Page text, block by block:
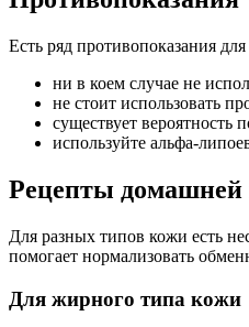
Есть ряд противопоказания
ни в коем случае не
не стоит использовать
существует вероятность
используйте альфа-
Рецепты
Для разных типов кожи есть
помогает нормализовать
Для жирного типа кожи